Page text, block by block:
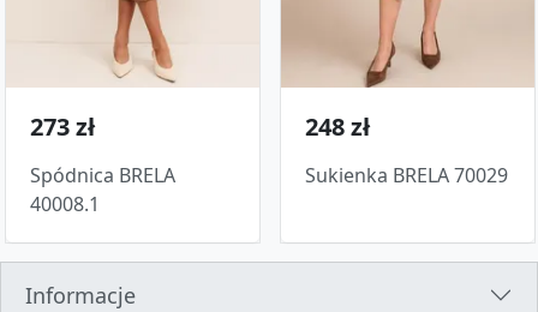
273 zł
Spódnica BRELA
40008.1
248 zł
Sukienka BRELA 70029
Informacje